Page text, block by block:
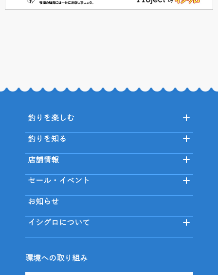
釣りを楽しむ
釣りを知る
店舗情報
セール・イベント
お知らせ
イシグロについて
環境への取り組み